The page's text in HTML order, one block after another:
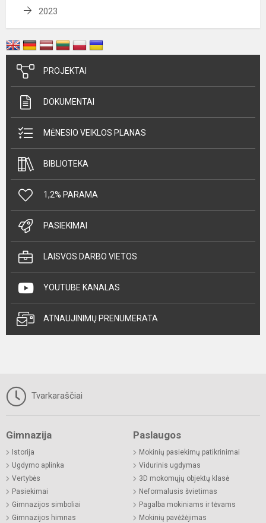
2023
PROJEKTAI
DOKUMENTAI
MĖNESIO VEIKLOS PLANAS
BIBLIOTEKA
1,2% PARAMA
PASIEKIMAI
LAISVOS DARBO VIETOS
YOUTUBE KANALAS
ATNAUJINIMŲ PRENUMERATA
Tvarkaraščiai
Gimnazija
Istorija
Ugdymo aplinka
Vertybės
Pasiekimai
Gimnazijos simboliai
Gimnazijos himnas
Paslaugos
Mokinių pasiekimų patikrinimai
Vidurinis ugdymas
3D mokomųjų objektų klasė
Neformalusis švietimas
Pagalba mokiniams ir tėvams
Mokinių pavėžėjimas